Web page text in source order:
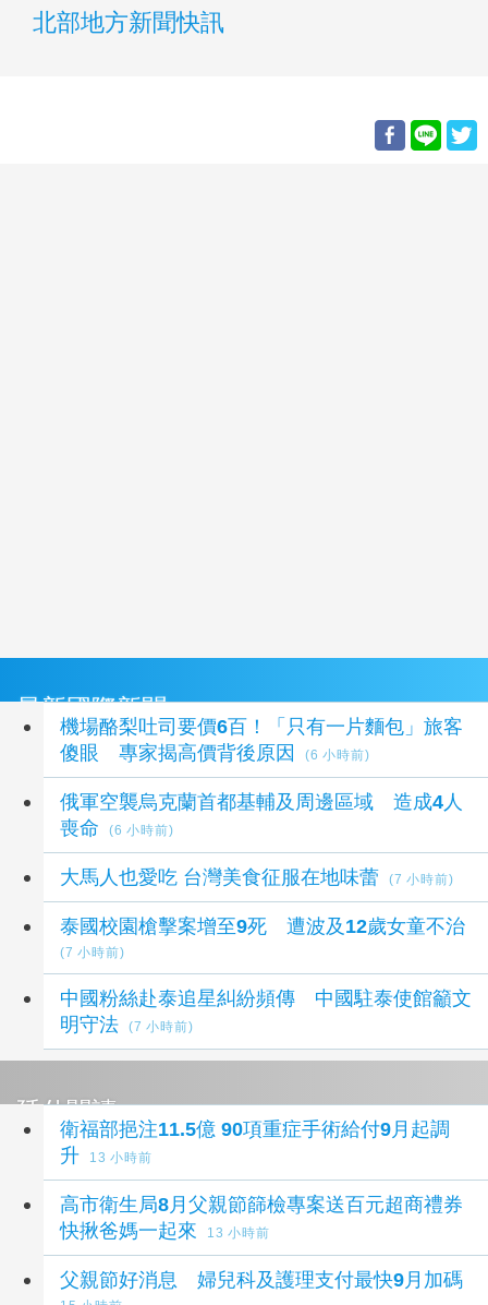
北部地方新聞快訊
最新國際新聞
機場酪梨吐司要價6百！「只有一片麵包」旅客
傻眼 專家揭高價背後原因
(6 小時前)
俄軍空襲烏克蘭首都基輔及周邊區域 造成4人
喪命
(6 小時前)
大馬人也愛吃 台灣美食征服在地味蕾 (7 小時前)
泰國校園槍擊案增至9死 遭波及12歲女童不治
(7 小時前)
中國粉絲赴泰追星糾紛頻傳 中國駐泰使館籲文
明守法
(7 小時前)
延伸閱讀
衛福部挹注11.5億 90項重症手術給付9月起調
升
13 小時前
高市衛生局8月父親節篩檢專案送百元超商禮券
快揪爸媽一起來
13 小時前
父親節好消息 婦兒科及護理支付最快9月加碼